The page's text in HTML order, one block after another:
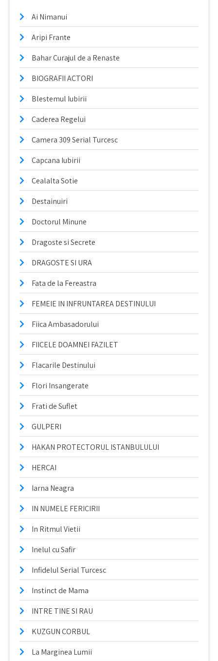
Ai Nimanui
Aripi Frante
Bahar Curajul de a Renaste
BIOGRAFII ACTORI
Blestemul Iubirii
Caderea Regelui
Camera 309 Serial Turcesc
Capcana Iubirii
Cealalta Sotie
Destainuiri
Doctorul Minune
Dragoste si Secrete
DRAGOSTE SI URA
Fata de la Fereastra
FEMEIE IN INFRUNTAREA DESTINULUI
Fiica Ambasadorului
FIICELE DOAMNEI FAZILET
Flacarile Destinului
Flori Insangerate
Frati de Suflet
GULPERI
HAKAN PROTECTORUL ISTANBULULUI
HERCAI
Iarna Neagra
IN NUMELE FERICIRII
In Ritmul Vietii
Inelul cu Safir
Infidelul Serial Turcesc
Instinct de Mama
INTRE TINE SI RAU
KUZGUN CORBUL
La Marginea Lumii